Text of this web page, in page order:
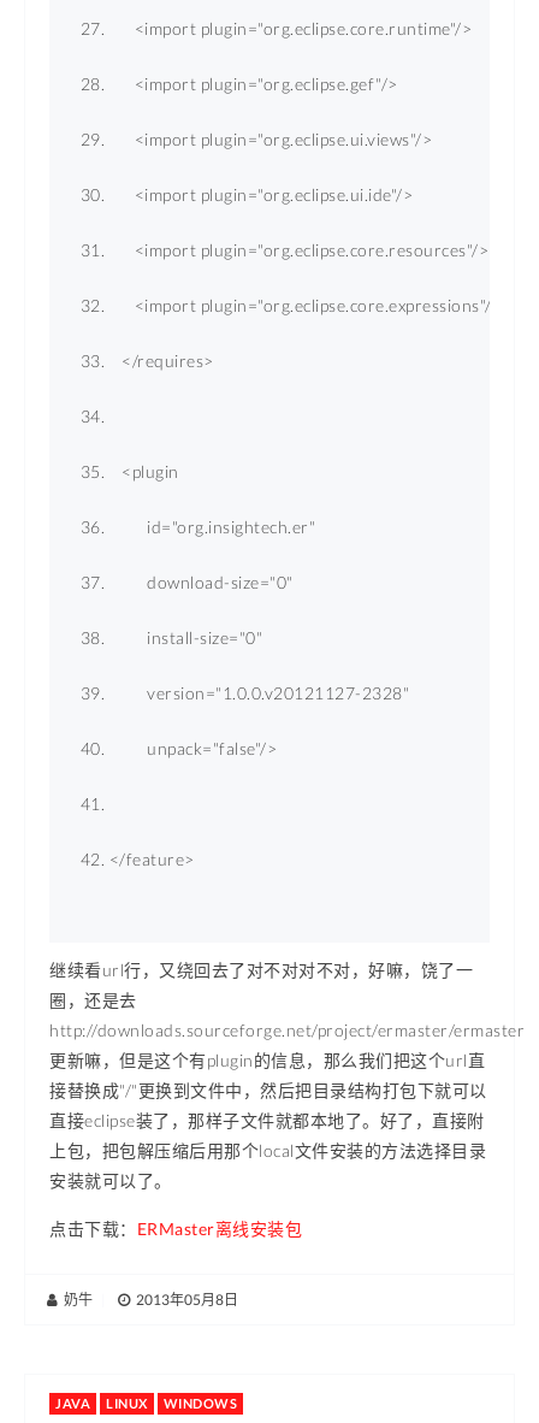
<import plugin="org.eclipse.core.runtime"/>
<import plugin="org.eclipse.gef"/>
<import plugin="org.eclipse.ui.views"/>
<import plugin="org.eclipse.ui.ide"/>
<import plugin="org.eclipse.core.resources"/>
<import plugin="org.eclipse.core.expressions"/>
</requires>
<plugin
id="org.insightech.er"
download-size="0"
install-size="0"
version="1.0.0.v20121127-2328"
unpack="false"/>
</feature>
继续看url行，又绕回去了对不对对不对，好嘛，饶了一
圈，还是去
http://downloads.sourceforge.net/project/ermaster/ermaster
更新嘛，但是这个有plugin的信息，那么我们把这个url直
接替换成"/"更换到文件中，然后把目录结构打包下就可以
直接eclipse装了，那样子文件就都本地了。好了，直接附
上包，把包解压缩后用那个local文件安装的方法选择目录
安装就可以了。
点击下载： ERMaster离线安装包
奶牛 2013年05月8日
JAVA LINUX WINDOWS